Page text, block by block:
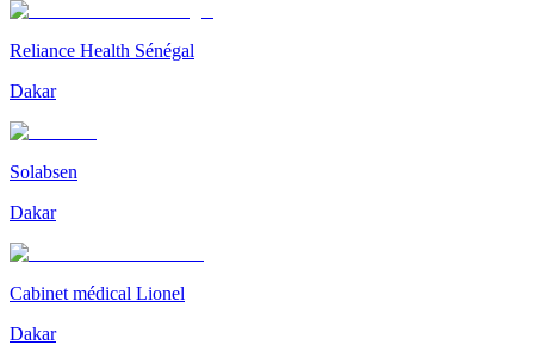
Reliance Health Sénégal
Dakar
Solabsen
Dakar
Cabinet médical Lionel
Dakar